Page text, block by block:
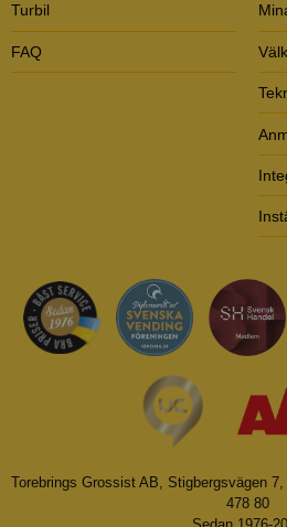
Turbil
FAQ
Torebrings Grossist AB, Stigbergsvägen
478 80